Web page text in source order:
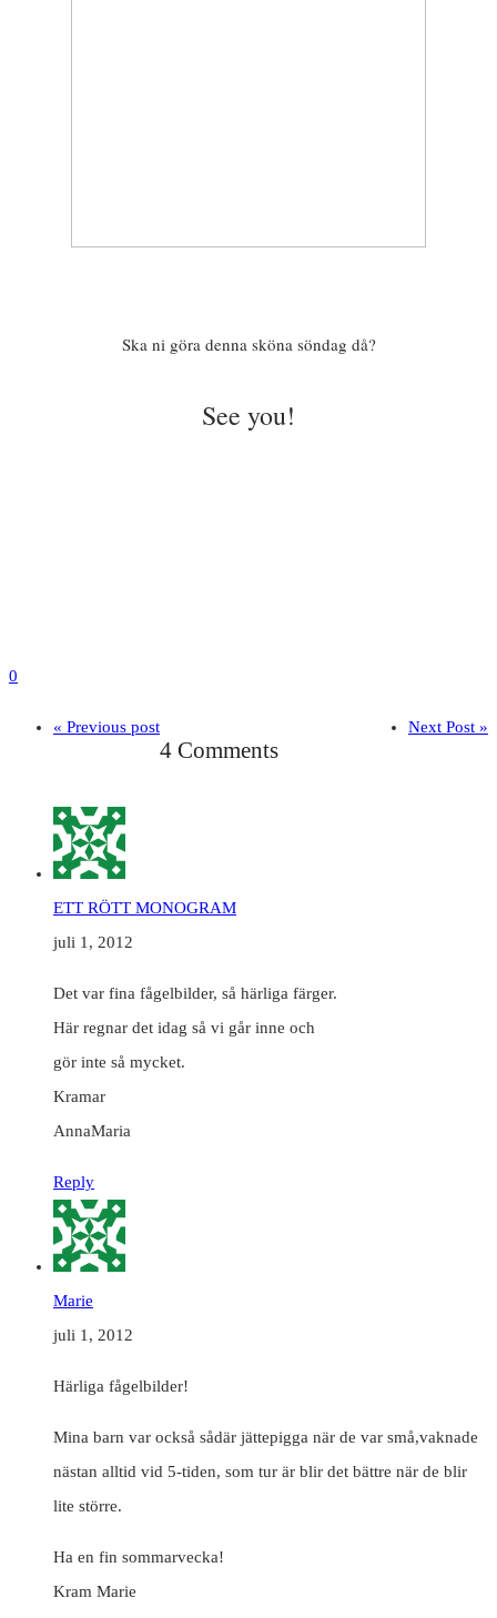
Ska ni göra denna sköna söndag då?
See you!
0
« Previous post Next Post »
4 Comments
ETT RÖTT MONOGRAM
juli 1, 2012
Det var fina fågelbilder, så härliga färger.
Här regnar det idag så vi går inne och
gör inte så mycket.
Kramar
AnnaMaria
Reply
Marie
juli 1, 2012
Härliga fågelbilder!
Mina barn var också sådär jättepigga när de var små,vaknade
nästan alltid vid 5-tiden, som tur är blir det bättre när de blir
lite större.
Ha en fin sommarvecka!
Kram Marie